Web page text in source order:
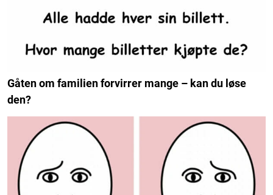
Gåten om familien forvirrer mange – kan du løse
den?